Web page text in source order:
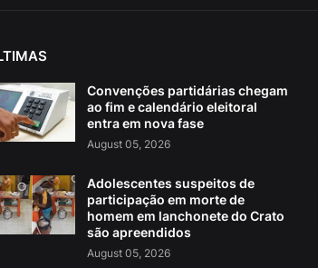
Convenções partidárias chegam
ao fim e calendário eleitoral
entra em nova fase
August 05, 2026
Adolescentes suspeitos de
participação em morte de
homem em lanchonete do Crato
são apreendidos
August 05, 2026